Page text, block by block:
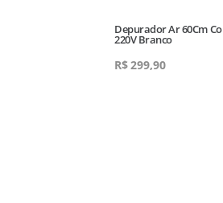
Depurador Ar 60Cm
220V Branco
R$299,90